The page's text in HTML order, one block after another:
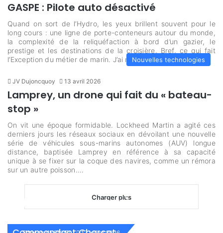
GASPE : Pilote auto désactivé
Quand on sort de l’Hydro, les yeux brillent souvent pour le
long cours : une ligne de porte-conteneurs autour du monde,
la complexité de la reliquéfaction à bord d’un gazier, le
prestige et les destinations de la croisière. Bref, ce qui fait
l’Exception du métier de marin. J’ai moi-même choisi…
Nouvelles technologies
JV Dujoncquoy 13 avril 2026
Lamprey, un drone qui fait du « bateau-
stop »
On vit une époque formidable. Lockheed Martin a agité ces
derniers jours les réseaux sociaux en dévoilant une nouvelle
série de véhicules sous-marins autonomes (AUV) longue
distance, baptisée Lamprey en référence à sa capacité
unique à se fixer sur la coque des navires, comme un rémora
sur un autre poisson.…
Charger plus
Portraits de marins à bord